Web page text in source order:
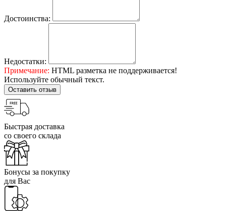
Достоинства:
Недостатки:
Примечание: HTML разметка не поддерживается!
Используйте обычный текст.
Оставить отзыв
Быстрая доставка
со своего склада
Бонусы за покупку
для Вас